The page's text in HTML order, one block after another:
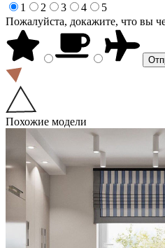
1
2 3 4
5
Пожалуйста, докажите, что вы
Похожие модели